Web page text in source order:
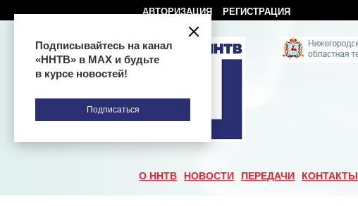
АВТОРИЗАЦИЯ РЕГИСТРАЦИЯ
О ННТВ НОВОСТИ ПЕРЕДАЧИ КОНТАКТЫ
Подписывайтесь на канал
«ННТВ» в МАХ и будьте
в курсе новостей!
Подписаться